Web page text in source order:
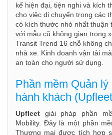
kế hiện đại, tiện nghi và kích
cho việc di chuyển trong các
có kích thước nhỏ nhất thuận
với mẫu cũ không gian trong
Transit Trend 16 chỗ không
nhà xe. Kinh doanh vận tải
an toàn cho người sử dụng.
Phần mềm Quản
hành khách
Upfleet giải pháp phần
Mobility. Đây là một phần
Thương mại được tích hợp